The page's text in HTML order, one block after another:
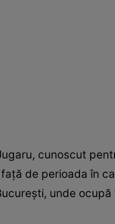
cunoscut
de perioada în
unde